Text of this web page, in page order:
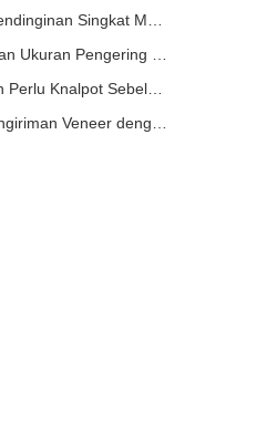
Jaga Stabilitas Pengiriman Veneer dengan Pengeringan Udara Panas Terkontrol